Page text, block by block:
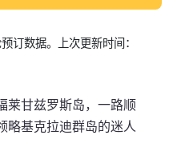
订数据。上次更新时间：
莱甘兹罗斯岛，一路顺
略基克拉迪群岛的迷人